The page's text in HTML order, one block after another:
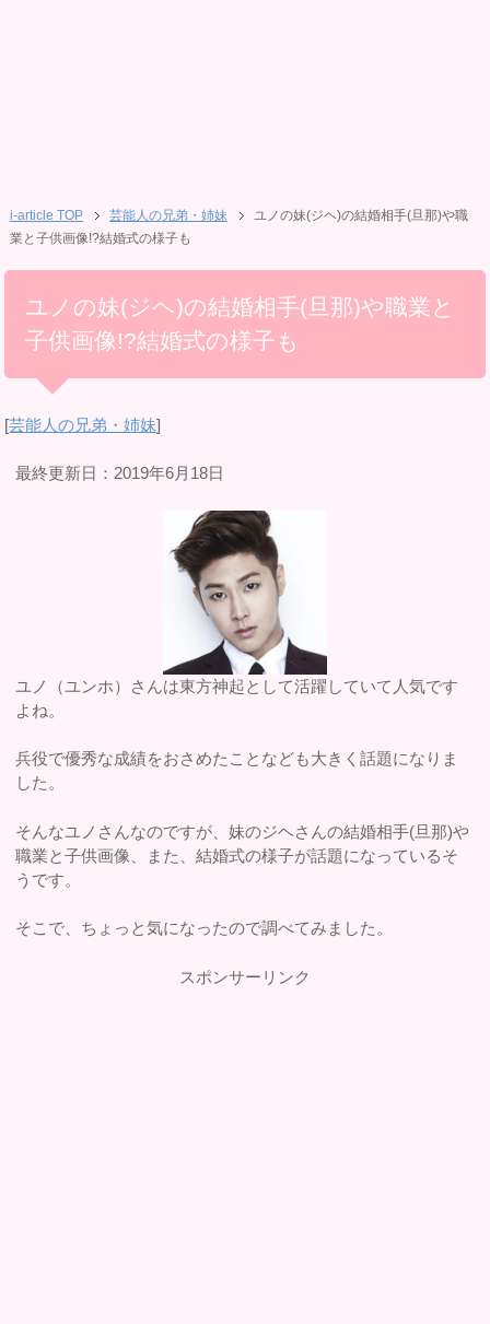
i-article TOP 芸能人の兄弟・姉妹
ユノの妹(ジヘ)の結婚相手(旦那)や職
業と子供画像!?結婚式の様子も
ユノの妹(ジヘ)の結婚相手(旦那)や職業と
子供画像!?結婚式の様子も
[芸能人の兄弟・姉妹]
最終更新日：2019年6月18日
ユノ（ユンホ）さんは東方神起として活躍していて人気です
よね。
兵役で優秀な成績をおさめたことなども大きく話題になりま
した。
そんなユノさんなのですが、妹のジヘさんの結婚相手(旦那)や
職業と子供画像、また、結婚式の様子が話題になっているそ
うです。
そこで、ちょっと気になったので調べてみました。
スポンサーリンク